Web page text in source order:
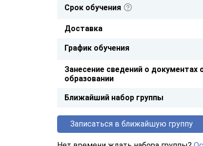
Срок обучения
Доставка
График обучения
Занесение сведений о документах
образовании
Ближайший набор группы
Записаться в ближайшую группу